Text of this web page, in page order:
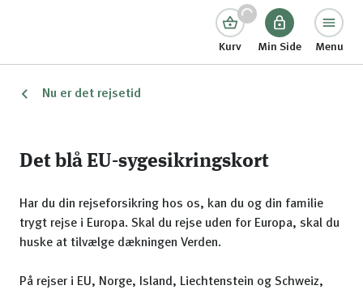
Kurv Min Side Menu
Nu er det rejsetid
Det blå EU-sygesikringskort
Har du din rejseforsikring hos os, kan du og din familie
trygt rejse i Europa. Skal du rejse uden for Europa, skal du
huske at tilvælge dækningen Verden.
På rejser i EU, Norge, Island, Liechtenstein og Schweiz,